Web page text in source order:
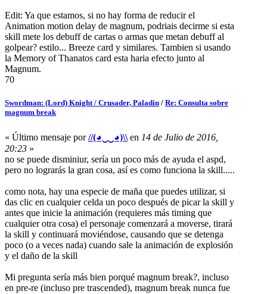
Edit: Ya que estamos, si no hay forma de reducir el
Animation motion delay de magnum, podriais decirme si esta
skill mete los debuff de cartas o armas que metan debuff al
golpear? estilo... Breeze card y similares. Tambien si usando
la Memory of Thanatos card esta haria efecto junto al
Magnum.
70
Swordman: (Lord) Knight / Crusader, Paladin / Re: Consulta sobre
magnum break
« Último mensaje por//(◕‿‿◕)\\ en 14 de Julio de 2016,
20:23 »
no se puede disminiur, sería un poco más de ayuda el aspd,
pero no lograrás la gran cosa, así es como funciona la skill.....
como nota, hay una especie de maña que puedes utilizar, si
das clic en cualquier celda un poco después de picar la skill y
antes que inicie la animación (requieres más timing que
cualquier otra cosa) el personaje comenzará a moverse, tirará
la skill y continuará moviéndose, causando que se detenga
poco (o a veces nada) cuando sale la animación de explosión
y el daño de la skill
Mi pregunta sería más bien porqué magnum break?, incluso
en pre-re (incluso pre trascended), magnum break nunca fue